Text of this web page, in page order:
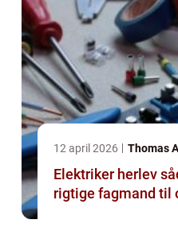
12 april 2026 Thomas
Elektriker herlev sådan vælger du den
rigtige fagmand til